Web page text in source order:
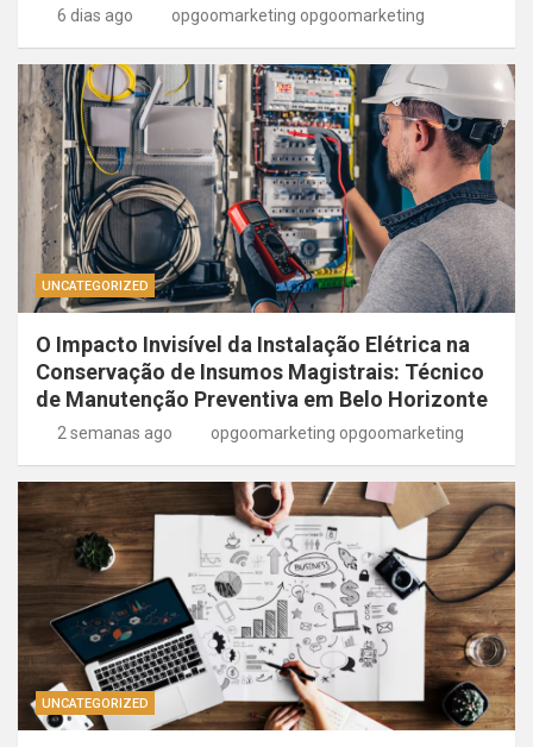
6 dias ago opgoomarketing opgoomarketing
UNCATEGORIZED
O Impacto Invisível da Instalação Elétrica na
Conservação de Insumos Magistrais: Técnico
de Manutenção Preventiva em Belo Horizonte
2 semanas ago opgoomarketing opgoomarketing
UNCATEGORIZED